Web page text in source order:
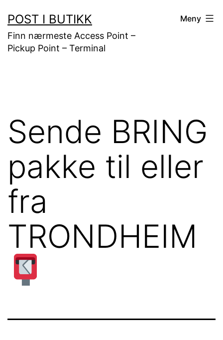
til
innhold
POST I BUTIKK
Finn nærmeste Access Point –
Pickup Point – Terminal
Meny
Sende BRING
pakke til eller
fra
TRONDHEIM